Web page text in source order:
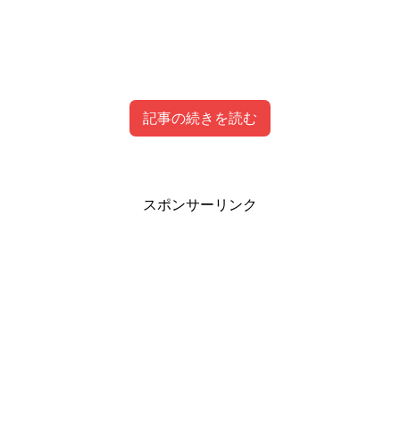
記事の続きを読む
スポンサーリンク